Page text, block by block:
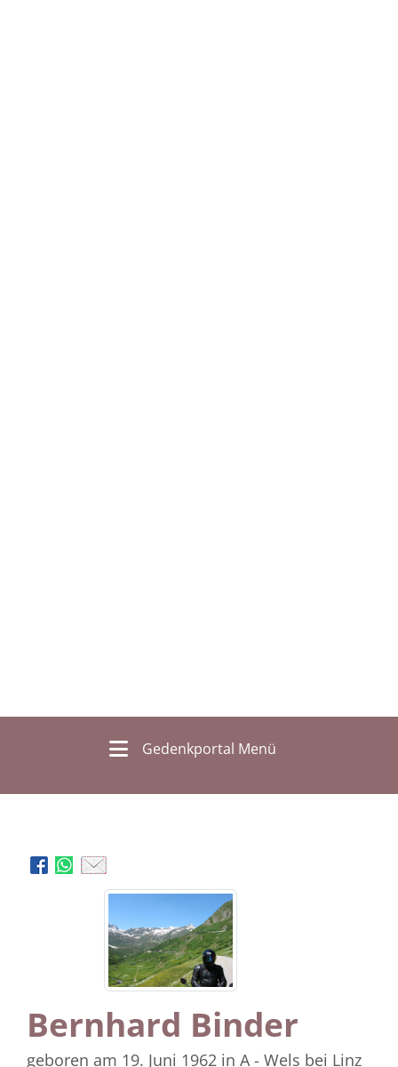
Gedenkportal Menü
Bernhard Binder
geboren am 19. Juni 1962 in A - Wels bei Linz